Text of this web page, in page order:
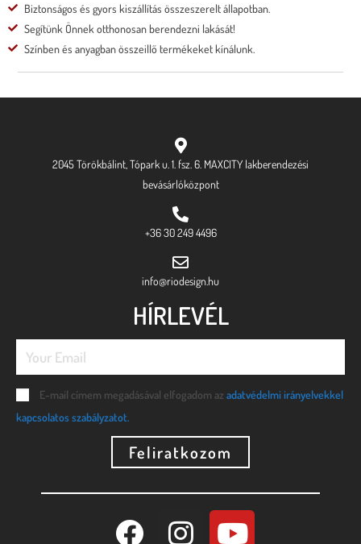
Biztonságos és gyors kiszállítás összeszerelt állapotban.
Segítünk Önnek otthonosan berendezni lakását!
Színben és anyagban összeillő termékeket kínálunk.
2045 Törökbálint, Tópark u. 1. fsz. 6. MAXCITY lakberendezési
bevásárlóközpont
+36 30 249 4496
info@riodesign.hu
HÍRLEVÉL
E-mail címem megadásával elfogadom az adatvédelmi irányelvekkel
kapcsolatos szabályzatot.
Feliratkozom